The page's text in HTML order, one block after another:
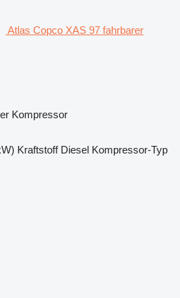
Atlas Copco XAS 97 fahrbarer
Kompressor
Kraftstoff Diesel Kompressor-Typ